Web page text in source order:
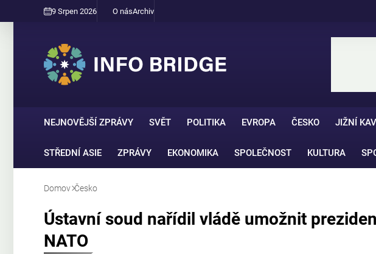
9 Srpen 2026 O násArchiv
NEJNOVĚJŠÍ ZPRÁVY SVĚT POLITIKA EVROPA ČESKO JIŽNÍ
STŘEDNÍ ASIE ZPRÁVY EKONOMIKA SPOLEČNOST KULTURA
Domov Česko
Ústavní soud nařídil vládě umožnit
NATO